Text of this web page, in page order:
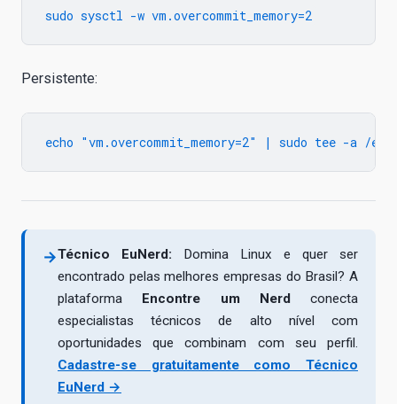
Persistente:
→Técnico EuNerd: Domina Linux e quer ser
encontrado pelas melhores empresas do Brasil? A
plataforma
Encontre um Nerd conecta
especialistas técnicos de alto nível com
oportunidades que combinam com seu perfil.
Cadastre-se gratuitamente como Técnico
EuNerd →